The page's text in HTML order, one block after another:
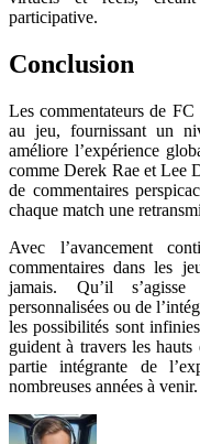
participative.
Conclusion
Les commentateurs de
au jeu, fournissant un
améliore l’expérience
comme Derek Rae et Lee
de commentaires
chaque match une
Avec l’avancement
commentaires dans les
jamais. Qu’il
personnalisées ou de
les possibilités sont
guident à travers les
partie intégrante de
nombreuses années à venir.